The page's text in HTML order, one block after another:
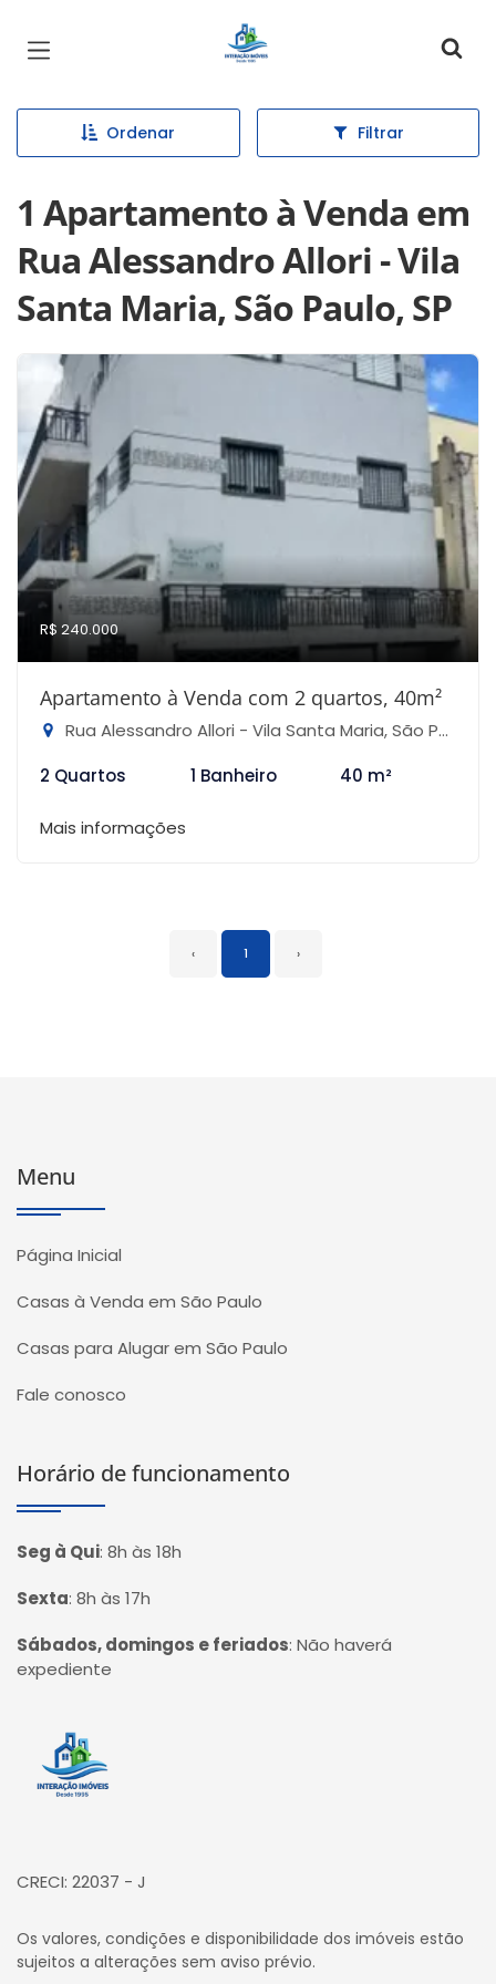
Página inicial
Ordenar Filtrar
1 Apartamento à Venda em
Rua Alessandro Allori - Vila
Santa Maria, São Paulo, SP
R$ 240.000
Apartamento à Venda com 2 quartos, 40m²
Rua Alessandro Allori - Vila Santa Maria, São Paulo-SP
2 Quartos
1 Banheiro 40 m²
Mais informações
‹ 1 ›
Menu
Página Inicial
Casas à Venda em São Paulo
Casas para Alugar em São Paulo
Fale conosco
Horário de funcionamento
Seg à Qui: 8h às 18h
Sexta: 8h às 17h
Sábados, domingos e feriados: Não haverá
expediente
Página inicial
CRECI: 22037 - J
Os valores, condições e disponibilidade dos imóveis estão
sujeitos a alterações sem aviso prévio.